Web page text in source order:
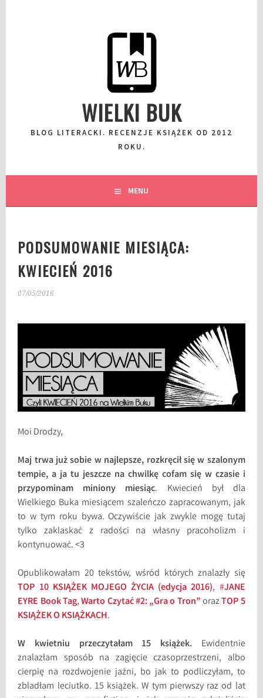
WIELKI BUK
BLOG LITERACKI. RECENZJE KSIĄŻEK OD 2012
ROKU.
MENU
PODSUMOWANIE MIESIĄCA:
KWIECIEŃ 2016
07/05/2016
Moi Drodzy,
Maj trwa już sobie w najlepsze, rozkręcił się w szalonym
tempie, a ja tu jeszcze na chwilkę cofam się w czasie i
przypominam miniony miesiąc. Kwiecień był dla
Wielkiego Buka miesiącem szaleńczo zapracowanym, jak
to w tym roku bywa. Oczywiście jak zwykle mogę tutaj
tylko zaklaskać z radości na własny pracoholizm i
kontynuować. <3
Opublikowałam 20 tekstów, wśród których znalazły się
TOP 10 KSIĄŻEK MOJEGO ŻYCIA (edycja 2016), #JANE
EYRE Book Tag,Warto Czytać #2: „Gra o Tron”orazTOP 5
KSIĄŻEK O KSIĄŻKACH.
W kwietniu przeczytałam 15 książek. Ewidentnie
znalazłam sposób na zagięcie czasoprzestrzeni, albo
cierpię na rozdwojenie jaźni, bo jak to podliczyłam, to
zbladłam leciutko. 15 książek. W tym pierwszy raz od lat